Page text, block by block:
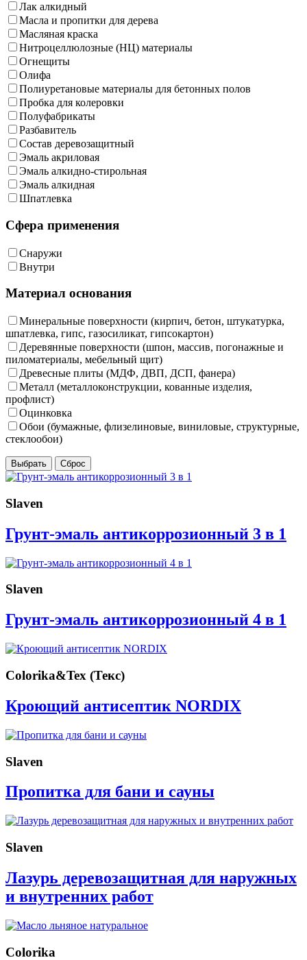
Лак алкидный
Масла и пропитки для дерева
Масляная краска
Нитроцеллюлозные (НЦ) материалы
Огнещиты
Олифа
Полиуретановые материалы для бетонных полов
Пробка для колеровки
Полуфабрикаты
Разбавитель
Состав деревозащитный
Эмаль акриловая
Эмаль алкидно-стирольная
Эмаль алкидная
Шпатлевка
Сфера применения
Снаружи
Внутри
Материал основания
Минеральные поверхности (кирпич, бетон, штукатурка,
шпатлевка, гипс, газосиликат, гипсокартон)
Деревянные поверхности (шпон, массив, погонажные и
пиломатериалы, мебельный щит)
Древесные плиты (МДФ, ДВП, ДСП, фанера)
Металл (металлоконструкции, кованные изделия,
профлист)
Оцинковка
Обои (бумажные, флизелиновые, виниловые, структурные,
стеклообои)
Slaven
Грунт-эмаль антикоррозионный 3 в 1
Slaven
Грунт-эмаль антикоррозионный 4 в 1
Colorika&Tex (Текс)
Кроющий антисептик NORDIX
Slaven
Пропитка для бани и сауны
Slaven
Лазурь деревозащитная для наружных
и внутренних работ
Colorika